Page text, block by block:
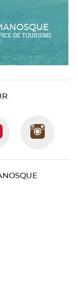
DE TOURISME
Suivez-
nous